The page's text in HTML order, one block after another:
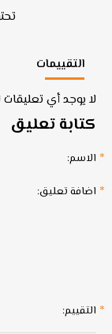
التقييمات
لا يوجد أي تعليقات
كتابة تعليق
الاسم:
اضافة تعليق:
التقييم: